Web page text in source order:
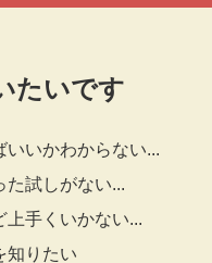
たいです
いかわからない...
試しがない...
手くいかない...
知りたい